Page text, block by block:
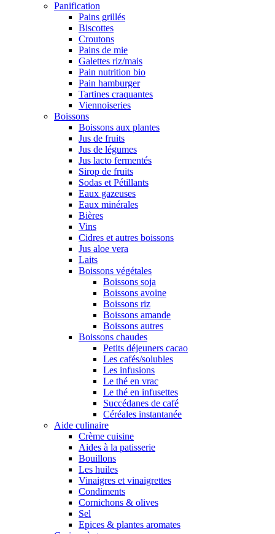
Panification
Pains grillés
Biscottes
Croutons
Pains de mie
Galettes riz/mais
Pain nutrition bio
Pain hamburger
Tartines craquantes
Viennoiseries
Boissons
Boissons aux plantes
Jus de fruits
Jus de légumes
Jus lacto fermentés
Sirop de fruits
Sodas et Pétillants
Eaux gazeuses
Eaux minérales
Bières
Vins
Cidres et autres boissons
Jus aloe vera
Laits
Boissons végétales
Boissons soja
Boissons avoine
Boissons riz
Boissons amande
Boissons autres
Boissons chaudes
Petits déjeuners cacao
Les cafés/solubles
Les infusions
Le thé en vrac
Le thé en infusettes
Succédanes de café
Céréales instantanée
Aide culinaire
Crème cuisine
Aides à la patisserie
Bouillons
Les huiles
Vinaigres et vinaigrettes
Condiments
Cornichons & olives
Sel
Epices & plantes aromates